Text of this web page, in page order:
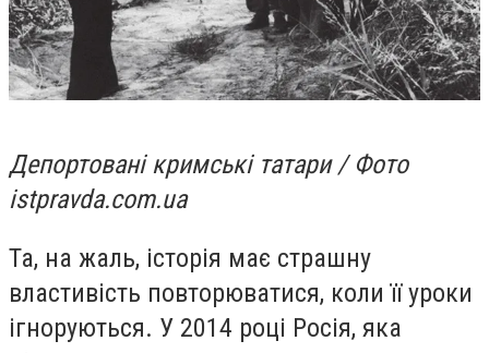
Депортовані кримські татари / Фото
istpravda.com.ua
Та, на жаль, історія має страшну
властивість повторюватися, коли її уроки
ігноруються. У 2014 році Росія, яка